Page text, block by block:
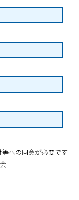
への同意が必要です